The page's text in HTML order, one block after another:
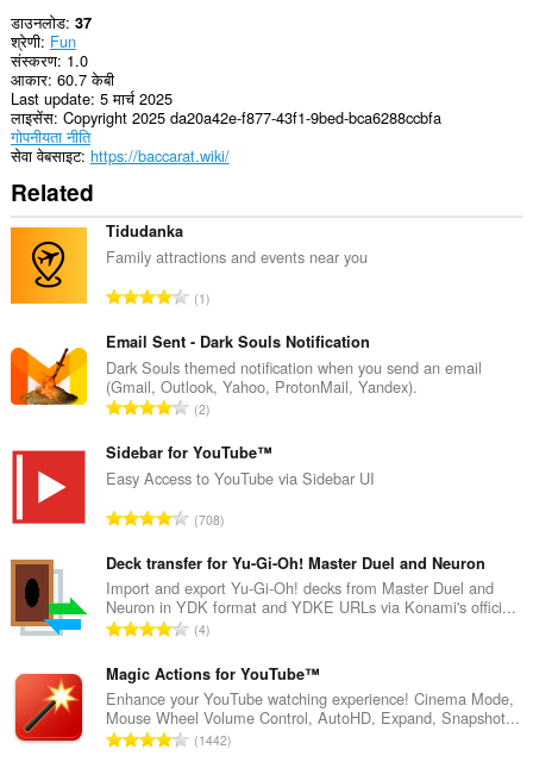
डाउनलोड 37
श्रेणी Fun
संस्करण 1.0
आकार 60.7 केबी
Last update 5 मार्च 2025
लाइसेंस Copyright 2025 da20a42e-f877-43f1-9bed-bca6288ccbfa
गोपनीयता नीति
सेवा वेबसाइट https://baccarat.wiki/
Related
Tidudanka
Family attractions and events near you
रे
ग
की
कु
ल
ख्या
:
1
Email Sent - Dark Souls Notification
Dark Souls themed notification when you send an email
(Gmail, Outlook, Yahoo, ProtonMail, Yandex).
रे
ग
की
ल
ख्या
:
2
Sidebar for YouTube™
Easy Access to YouTube via Sidebar UI
रे
ग
की
कु
ल
ख्या
:
708
Deck transfer for Yu-Gi-Oh! Master Duel and Neuron
Import and export Yu-Gi-Oh! decks from Master Duel and
Neuron in YDK format and YDKE URLs via Konami's offici...
रे
ग
की
कु
ल
4
Magic Actions for YouTube™
Enhance your YouTube watching experience! Cinema Mode,
Mouse Wheel Volume Control, AutoHD, Expand, Snapshot...
रे 1442